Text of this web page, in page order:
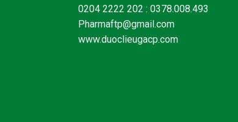
0204 2222 202 : 0378.008.493
Pharmaftp@gmail.com
www.duoclieugacp.com